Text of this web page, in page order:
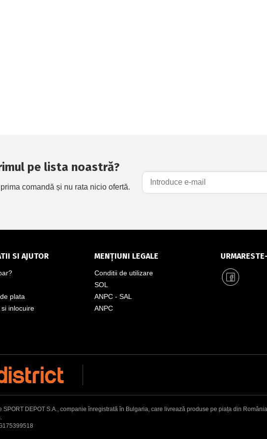
pe lista noastră?
comandă și nu rata nicio ofertă.
SI AJUTOR
plata
inlocuire
MENȚIUNI LEGALE
Conditii de utilizare
SOL
ANPC - SAL
ANPC
SPORT DEPOT S.A., companie înregistrată în Bulgaria, care livrează produse pe piața din